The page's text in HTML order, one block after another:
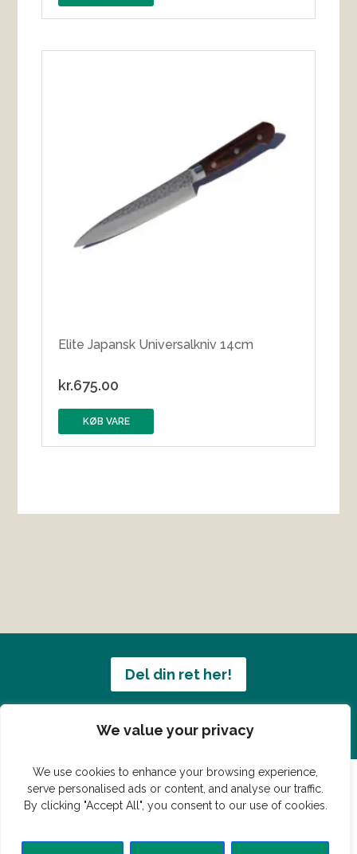
We value your privacy
We use cookies to enhance your browsing experience,
serve personalised ads or content, and analyse our traffic.
By clicking "Accept All", you consent to our use of cookies.
Elite Japansk Universalkniv 14cm
kr.675.00
KØB VARE
Del din ret her!
Har du en konge ret du vil dele?
© Vildmedmad.dk 2019. God og nem mad!